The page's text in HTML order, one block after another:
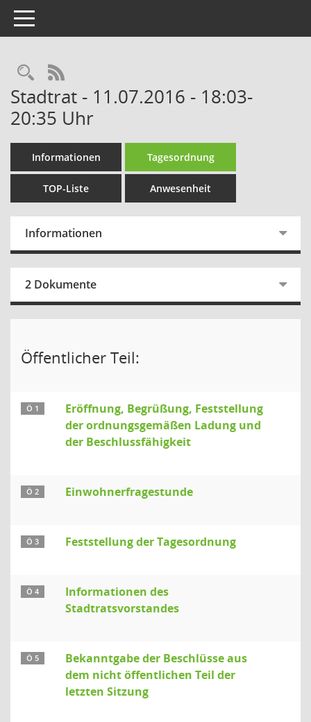
Toggle navigation
Rechercheauswahl
RSS-Feed
Stadtrat - 11.07.2016 - 18:03-
20:35 Uhr
Informationen Tagesordnung
TOP-Liste Anwesenheit
Informationen
2 Dokumente
Öffentlicher Teil:
Ö 1
Eröffnung, Begrüßung, Feststellung
der ordnungsgemäßen Ladung und
der Beschlussfähigkeit
Ö 2 Einwohnerfragestunde
Ö 3 Feststellung der Tagesordnung
Ö 4
Informationen des
Stadtratsvorstandes
Ö 5
Bekanntgabe der Beschlüsse aus
dem nicht öffentlichen Teil der
letzten Sitzung